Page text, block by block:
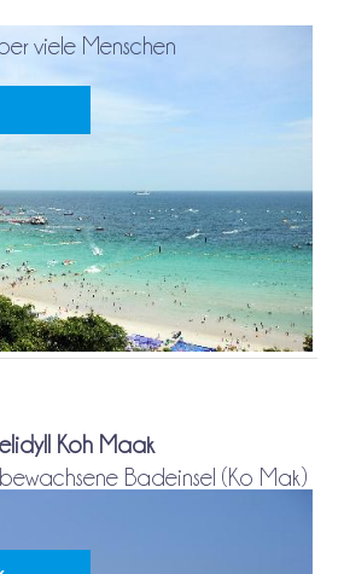
viele Menschen
Koh Maak
Badeinsel (Ko Mak)